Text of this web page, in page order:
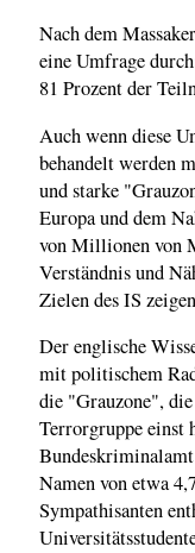
Nach dem
eine Umfrage
81 Prozent der
Auch wenn diese
behandelt werden
und starke
Europa und dem
von Millionen von
Verständnis und
Zielen des IS
Der englische
mit politischem
die "Grauzone",
Terrorgruppe einst
Namen von etwa
Sympathisanten